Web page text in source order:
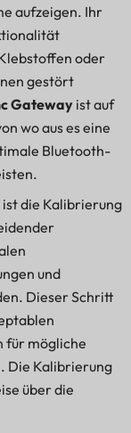
aufzeigen. Ihr
oder
gestört
Gateway ist auf
wo aus es eine
Bluetooth-
die Kalibrierung
und
Dieser Schritt
für mögliche
Die Kalibrierung
über die